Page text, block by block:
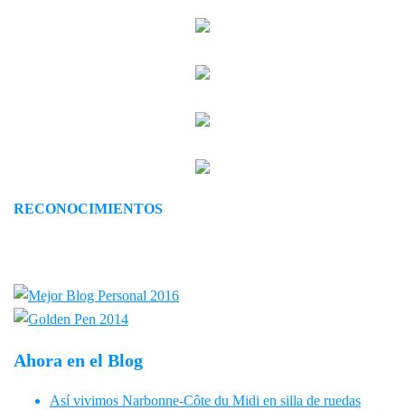
RECONOCIMIENTOS
Ahora en el Blog
Así vivimos Narbonne-Côte du Midi en silla de ruedas